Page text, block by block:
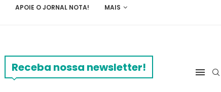
APOIE O JORNAL NOTA! MAIS
Receba nossa newsletter!